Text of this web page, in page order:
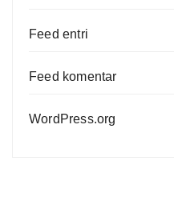
Feed entri
Feed komentar
WordPress.org